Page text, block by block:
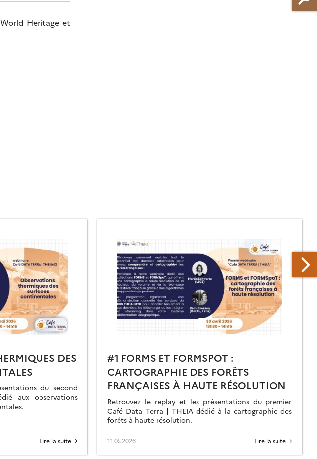
Heritage et
DES
du second
aux observations
Lire la suite →
#1 FORMS ET FORMSPOT :
CARTOGRAPHIE DES FORÊTS
FRANÇAISES À HAUTE RÉSOLUTION
Retrouvez le replay et les présentations du premier
Café Data Terra | THEIA dédié à la cartographie des
forêts à haute résolution.
11.05.2026 Lire la suite →